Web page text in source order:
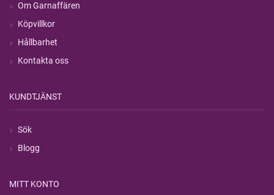
Om Garnaffären
Köpvillkor
Hållbarhet
Kontakta oss
KUNDTJÄNST
Sök
Blogg
MITT KONTO